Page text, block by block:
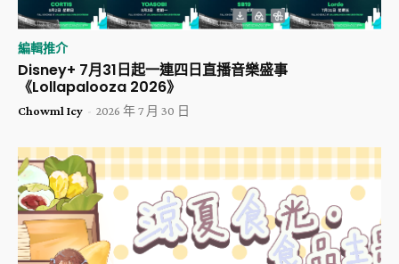
編輯推介
Disney+ 7月31日起一連四日直播音樂盛事
《Lollapalooza 2026》
Chowml Icy - 2026 年 7 月 30 日